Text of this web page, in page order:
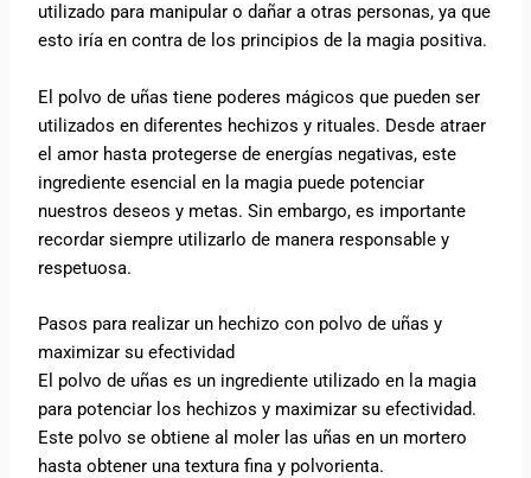
utilizado para manipular o dañar a otras personas, ya que
esto iría en contra de los principios de la magia positiva.
El polvo de uñas tiene poderes mágicos que pueden ser
utilizados en diferentes hechizos y rituales. Desde atraer
el amor hasta protegerse de energías negativas, este
ingrediente esencial en la magia puede potenciar
nuestros deseos y metas. Sin embargo, es importante
recordar siempre utilizarlo de manera responsable y
respetuosa.
Pasos para realizar un hechizo con polvo de uñas y
maximizar su efectividad
El polvo de uñas es un ingrediente utilizado en la magia
para potenciar los hechizos y maximizar su efectividad.
Este polvo se obtiene al moler las uñas en un mortero
hasta obtener una textura fina y polvorienta.